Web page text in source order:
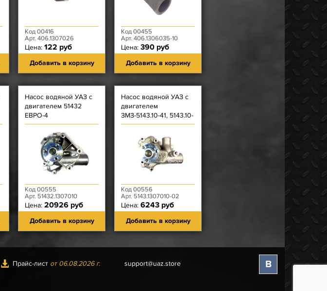
Код 00416
Арт. 406.1307026
Цена: 122 руб
Добавить в корзину
Код 00455
Арт. 406.1306035-10
Цена: 390 руб
Добавить в корзину
Насос водяной УАЗ с
двигателем 51432
ЕВРО-4
Код 00555
Арт. 51432.1307010
Цена: 20926 руб
Добавить в корзину
Насос водяной УАЗ с
двигателем
ЗМЗ-5143.10-41, 5143.10-
50, 5143.10-80
Код 00556
Арт. 5143.1307010-02
Цена: 6243 руб
Добавить в корзину
Прайс-лист от 06.08.2026 г. support@uaz.store В